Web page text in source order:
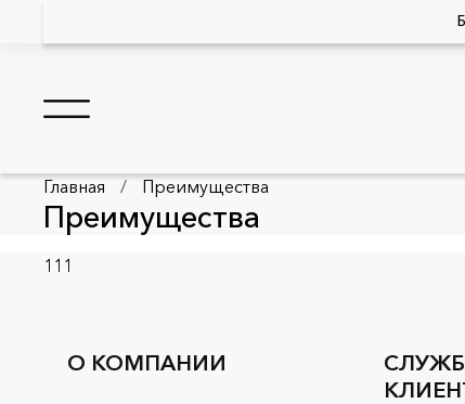
Главная Преимущества
Преимущества
111
О КОМПАНИИ